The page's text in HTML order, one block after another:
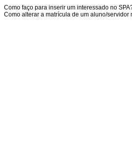
Como faço para inserir um interessado no
Como alterar a matrícula de um aluno/servidor